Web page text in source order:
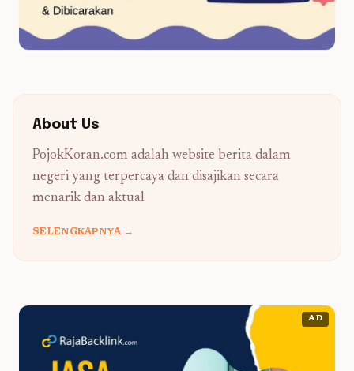
About Us
PojokKoran.com adalah website berita dalam
negeri yang terpercaya dan disajikan secara
menarik dan aktual
SELENGKAPNYA →
AD